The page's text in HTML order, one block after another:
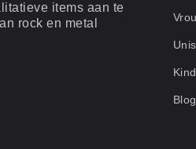
items aan te
rock en metal
Blog